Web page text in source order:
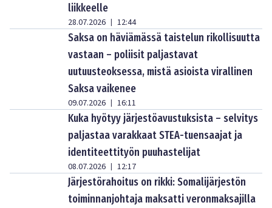
liikkeelle
28.07.2026 | 12:44
Saksa on häviämässä taistelun rikollisuutta
vastaan – poliisit paljastavat
uutuusteoksessa, mistä asioista virallinen
Saksa vaikenee
09.07.2026 | 16:11
Kuka hyötyy järjestöavustuksista – selvitys
paljastaa varakkaat STEA-tuensaajat ja
identiteettityön puuhastelijat
08.07.2026 | 12:17
Järjestörahoitus on rikki: Somalijärjestön
toiminnanjohtaja maksatti veronmaksajilla